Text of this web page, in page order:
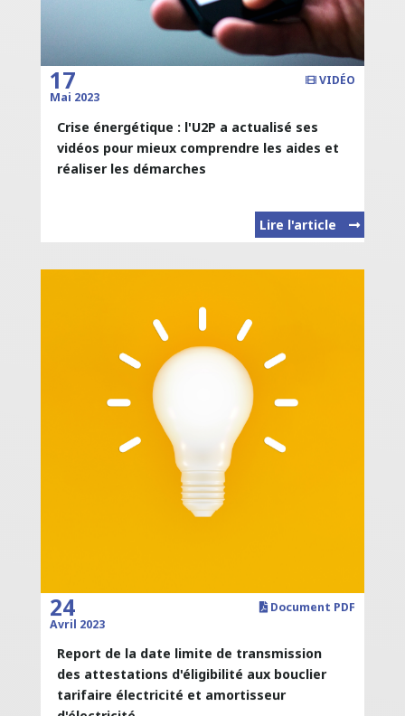
VIDÉO
17
Mai 2023
Crise énergétique : l'U2P a actualisé ses
vidéos pour mieux comprendre les aides et
réaliser les démarches
Lire l'article
Document PDF
24
Avril 2023
Report de la date limite de transmission
des attestations d'éligibilité aux bouclier
tarifaire électricité et amortisseur